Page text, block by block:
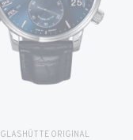
GLASHÜTTE ORIGINAL